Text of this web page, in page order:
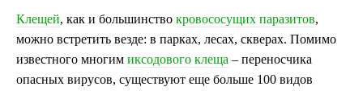
Клещей, как и большинство кровососущих паразитов,
можно встретить везде: в парках, лесах, скверах. Помимо
известного многим иксодового клеща – переносчика
опасных вирусов, существуют еще больше 100 видов